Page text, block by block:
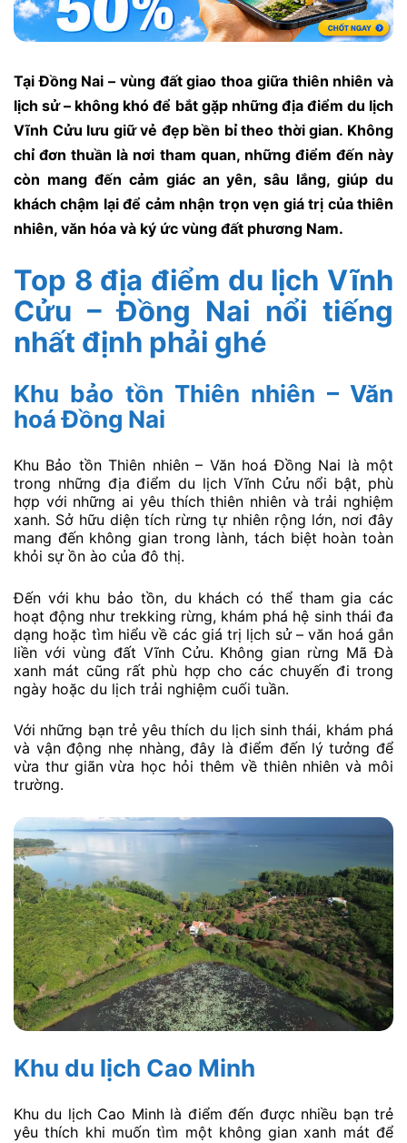
Tại Đồng Nai – vùng đất giao thoa giữa thiên nhiên và
lịch sử – không khó để bắt gặp những địa điểm du lịch
Vĩnh Cửu lưu giữ vẻ đẹp bền bỉ theo thời gian. Không
chỉ đơn thuần là nơi tham quan, những điểm đến này
còn mang đến cảm giác an yên, sâu lắng, giúp du
khách chậm lại để cảm nhận trọn vẹn giá trị của thiên
nhiên, văn hóa và ký ức vùng đất phương Nam.
Top 8 địa điểm du lịch Vĩnh
Cửu – Đồng Nai nổi tiếng
nhất định phải ghé
Khu bảo tồn Thiên nhiên – Văn
hoá Đồng Nai
Khu Bảo tồn Thiên nhiên – Văn hoá Đồng Nai là một
trong những địa điểm du lịch Vĩnh Cửu nổi bật, phù
hợp với những ai yêu thích thiên nhiên và trải nghiệm
xanh. Sở hữu diện tích rừng tự nhiên rộng lớn, nơi đây
mang đến không gian trong lành, tách biệt hoàn toàn
khỏi sự ồn ào của đô thị.
Đến với khu bảo tồn, du khách có thể tham gia các
hoạt động như trekking rừng, khám phá hệ sinh thái đa
dạng hoặc tìm hiểu về các giá trị lịch sử – văn hoá gắn
liền với vùng đất Vĩnh Cửu. Không gian rừng Mã Đà
xanh mát cũng rất phù hợp cho các chuyến đi trong
ngày hoặc du lịch trải nghiệm cuối tuần.
Với những bạn trẻ yêu thích du lịch sinh thái, khám phá
và vận động nhẹ nhàng, đây là điểm đến lý tưởng để
vừa thư giãn vừa học hỏi thêm về thiên nhiên và môi
trường.
Khu du lịch Cao Minh
Khu du lịch Cao Minh là điểm đến được nhiều bạn trẻ
yêu thích khi muốn tìm một không gian xanh mát để